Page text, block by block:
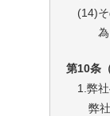
(14)
為
第10条
1.弊
弊